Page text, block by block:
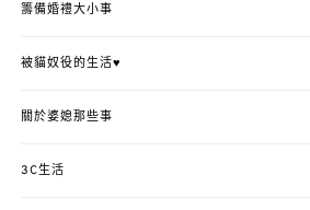
籌備婚禮大小事
被貓奴役的生活♥
關於婆媳那些事
3C生活